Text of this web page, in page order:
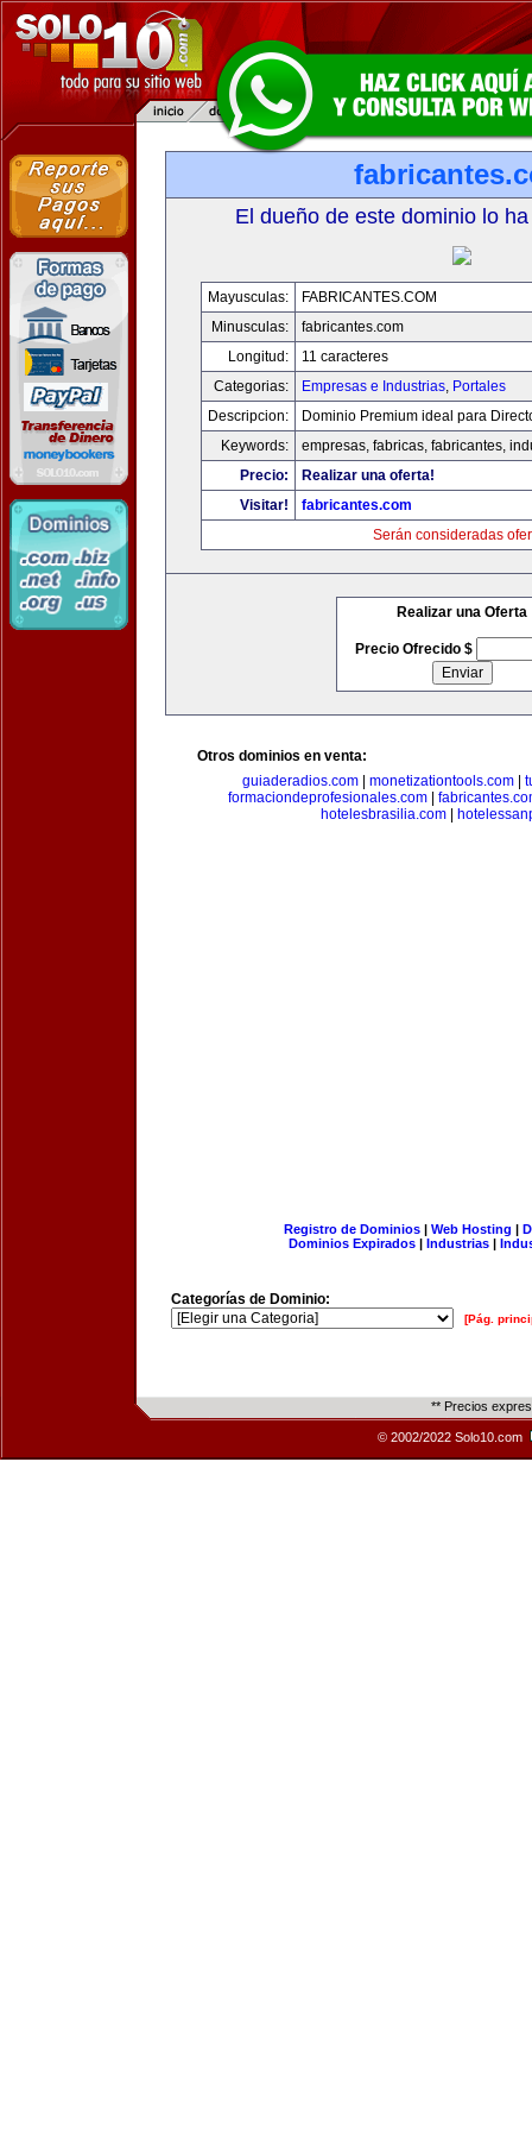
El dueño de este dominio lo
Mayusculas:
FABRICANTES.COM
Minusculas:
fabricantes.com
Longitud:
11 caracteres
Categorias:
Empresas e Industrias, Portales
Descripcion:
Dominio Premium ideal para
Keywords:
empresas, fabricas, fabricantes,
Precio:
Realizar una oferta!
Visitar!
fabricantes.com
Serán consideradas
Realizar una Oferta
Precio Ofrecido $
Otros dominios en venta:
guiaderadios.com| monetizationtools.com|
formaciondeprofesionales.com
hotelesbrasilia.com
Registro de Dominios| Web Hosting |
Dominios Expirados | Industrias |
Categorías de Dominio:
[Pág.
** Precios
© 2002/2022 Solo10.com